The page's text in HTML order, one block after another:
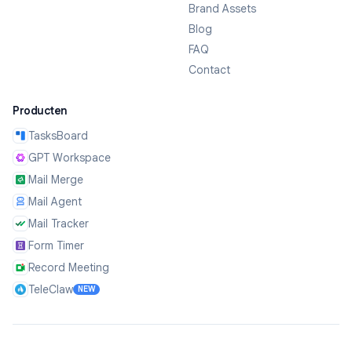
Brand Assets
Blog
FAQ
Contact
Producten
TasksBoard
GPT Workspace
Mail Merge
Mail Agent
Mail Tracker
Form Timer
Record Meeting
TeleClaw NEW